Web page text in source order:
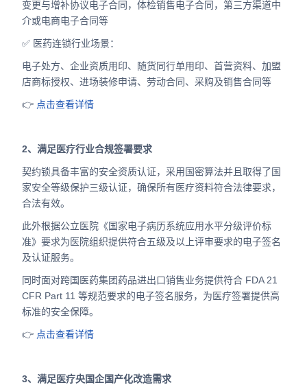
变更与增补协议电子合同，体检销售电子合同，第三方渠道中
介或电商电子合同等
✅ 医药连锁行业场景：
电子处方、企业资质用印、随货同行单用印、首营资料、加盟
店商标授权、进场装修申请、劳动合同、采购及销售合同等
👉 点击查看详情
2、满足医疗行业合规签署要求
契约锁具备丰富的安全资质认证，采用国密算法并且取得了国
家安全等级保护三级认证，确保所有医疗资料符合法律要求，
合法有效。
此外根据公立医院《国家电子病历系统应用水平分级评价标
准》要求为医院组织提供符合五级及以上评审要求的电子签名
及认证服务。
同时面对跨国医药集团药品进出口销售业务提供符合 FDA 21
CFR Part 11 等规范要求的电子签名服务，为医疗签署提供高
标准的安全保障。
👉 点击查看详情
3、满足医疗央国企国产化改造需求